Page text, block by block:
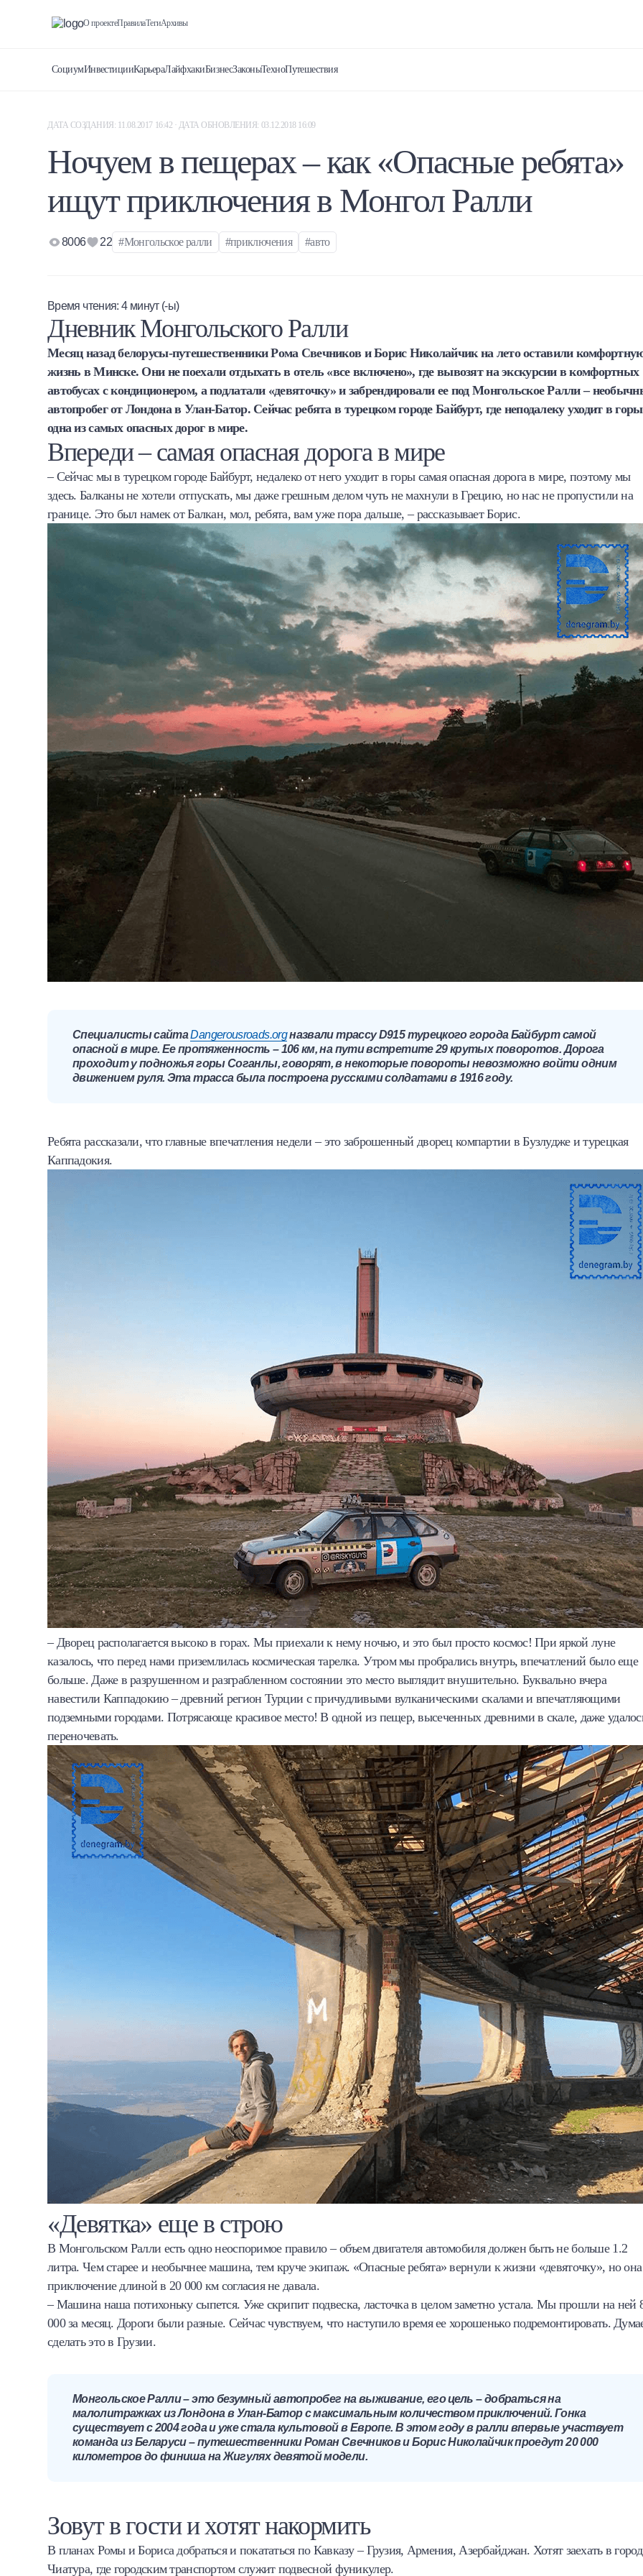
О проектеПравилаТегиАрхивы
СоциумИнвестицииКарьераЛайфхакиБизнесЗаконыТехноПутешествия
Халва
Онлайн-обменник
Премиальный сервис Prime Line
Мобильный банк MOBY
Потребительский кредит
Карта КАКТУС
ДАТА СОЗДАНИЯ: 11.08.2017 16:42 · ДАТА ОБНОВЛЕНИЯ: 03.12.2018 16:09
Ночуем в пещерах – как «Опасные ребята»
ищут приключения в Монгол Ралли
8006 22 #Монгольское ралли #приключения #авто
Время чтения:4 минут (-ы)
Дневник Монгольского Ралли
Месяц назад белорусы-путешественники Рома Свечников и Борис Николайчик на лето оставили
жизнь в Минске. Они не поехали отдыхать в отель «все включено», где вывозят на экскурсии в комфортных
автобусах с кондиционером, а подлатали «девяточку» и забрендировали ее под Монгольское Ралли –
автопробег от Лондона в Улан-Батор. Сейчас ребята в турецком городе Байбурт, где неподалеку уходит в горы
одна из самых опасных дорог в мире.
Впереди – самая опасная дорога в мире
– Сейчас мы в турецком городе Байбурт, недалеко от него уходит в горы самая опасная дорога в мире, поэтому мы
здесь. Балканы не хотели отпускать, мы даже грешным делом чуть не махнули в Грецию, но нас не пропустили на
границе. Это был намек от Балкан, мол, ребята, вам уже пора дальше, – рассказывает Борис.
Специалисты сайтаDangerousroads.orgназвали трассу D915 турецкого города Байбурт самой
опасной в мире. Ее протяженность – 106 км, на пути встретите 29 крутых поворотов. Дорога
проходит у подножья горы Соганлы, говорят, в некоторые повороты невозможно войти одним
движением руля. Эта трасса была построена русскими солдатами в 1916 году.
Ребята рассказали, что главные впечатления недели – это заброшенный дворец компартии в Бузлудже и турецкая
Каппадокия.
– Дворец располагается высоко в горах. Мы приехали к нему ночью, и это был просто космос! При яркой луне
казалось, что перед нами приземлилась космическая тарелка. Утром мы пробрались внутрь, впечатлений было еще
больше. Даже в разрушенном и разграбленном состоянии это место выглядит внушительно. Буквально вчера
навестили Каппадокию – древний регион Турции с причудливыми вулканическими скалами и впечатляющими
подземными городами. Потрясающе красивое место! В одной из пещер, высеченных древними в скале, даже
переночевать.
«Девятка» еще в строю
В Монгольском Ралли есть одно неоспоримое правило – объем двигателя автомобиля должен быть не больше 1.2
литра. Чем старее и необычнее машина, тем круче экипаж. «Опасные ребята» вернули к жизни «девяточку», но
приключение длиной в 20 000 км согласия не давала.
– Машина наша потихоньку сыпется. Уже скрипит подвеска, ласточка в целом заметно устала. Мы прошли на ней
000 за месяц. Дороги были разные. Сейчас чувствуем, что наступило время ее хорошенько подремонтировать.
сделать это в Грузии.
Монгольское Ралли – это безумный автопробег на выживание, его цель – добраться на
малолитражках из Лондона в Улан-Батор с максимальным количеством приключений. Гонка
существует с 2004 года и уже стала культовой в Европе. В этом году в ралли впервые участвует
команда из Беларуси – путешественники Роман Свечников и Борис Николайчик проедут 20 000
километров до финиша на Жигулях девятой модели.
Зовут в гости и хотят накормить
В планах Ромы и Бориса добраться и покататься по Кавказу – Грузия, Армения, Азербайджан. Хотят заехать в город
Чиатура, где городским транспортом служит подвесной фуникулер.